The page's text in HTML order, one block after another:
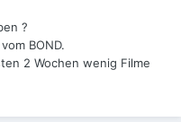
?
BOND.
2 Wochen wenig Filme